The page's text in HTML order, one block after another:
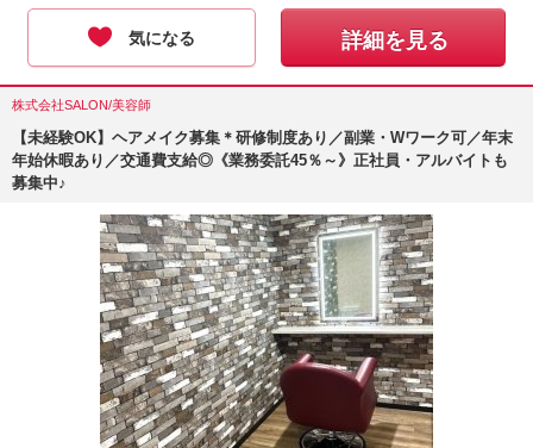
気になる 詳細を見る
株式会社SALON/美容師
【未経験OK】ヘアメイク募集＊研修制度あり／副業・Wワーク可／年末
年始休暇あり／交通費支給◎《業務委託45％～》正社員・アルバイトも
募集中♪